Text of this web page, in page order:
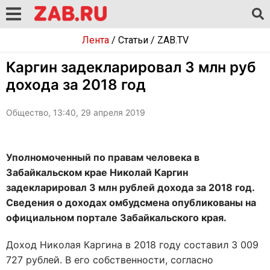
Лента/ Статьи/ ZAB.TV
Каргин задекларировал 3 млн руб
дохода за 2018 год
Общество, 13:40, 29 апреля 2019
Уполномоченный по правам человека в
Забайкальском крае Николай Каргин
задекларировал 3 млн рублей дохода за 2018 год.
Сведения о доходах омбудсмена опубликованы на
официальном портале Забайкальского края.
Доход Николая Каргина в 2018 году составил 3 009
727 рублей. В его собственности, согласно